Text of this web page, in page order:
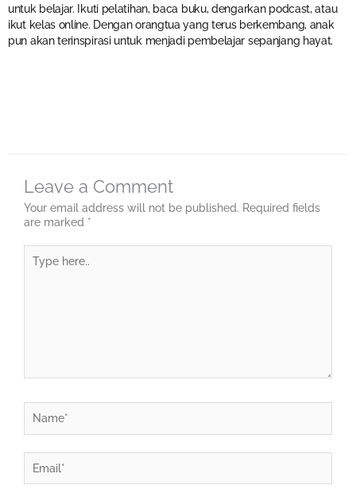
untuk belajar. Ikuti pelatihan, baca buku, dengarkan podcast, atau
ikut kelas online. Dengan orangtua yang terus berkembang, anak
pun akan terinspirasi untuk menjadi pembelajar sepanjang hayat.
Leave a Comment
Your email address will not be published. Required fields
are marked *
here..